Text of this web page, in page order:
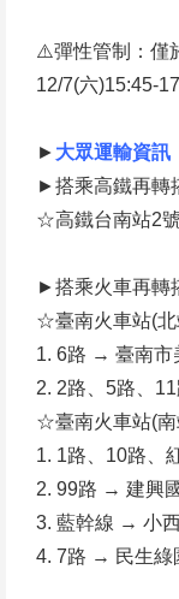
⚠️彈性管制：僅
12/7(六)15:45-
► 大眾運輸資訊
►搭乘高鐵再轉
☆高鐵台南站2
►搭乘火車再轉
☆臺南火車站(
1. 6路 → 臺南市
2. 2路、5路、
☆臺南火車站(
1. 1路、10路、
2. 99路 → 建興
3. 藍幹線 → 小
4. 7路 → 民生綠